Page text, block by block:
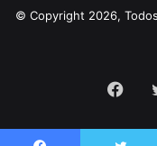
© Copyright 2026,